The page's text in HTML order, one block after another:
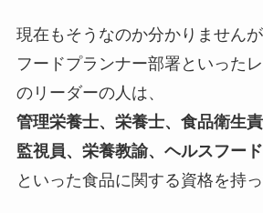
現在もそうなのか分かりませんが
フードプランナー部署といった
のリーダーの人は、
管理栄養士、栄養士、食品衛生
監視員、栄養教諭、ヘルスフー
といった食品に関する資格を持っ